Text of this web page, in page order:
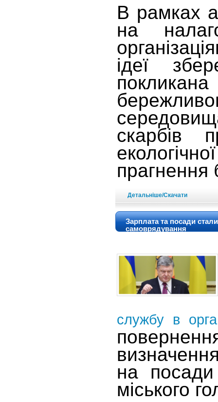
В рамках
на
ідеї
скарбів
прагнення
Детальніше/Скачати
Зарплата та посади
самоврядування
службу в
на посади
міського